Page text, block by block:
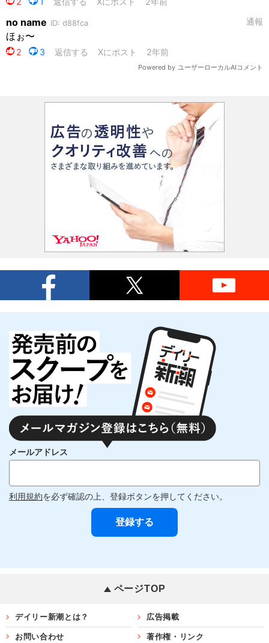
メールアドレス
利用規約を必ず確認の上、登録ボタンを押してください。
ページTOP
デイリー新潮とは？ 広告掲載
お問い合わせ 著作権・リンク